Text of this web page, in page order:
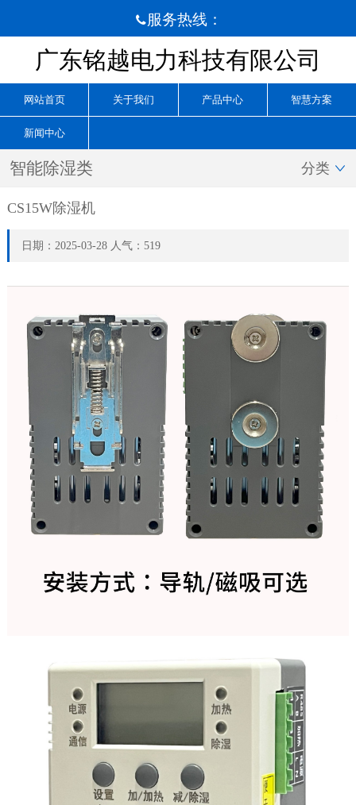
服务热线：
广东铭越电力科技有限公司
网站首页 关于我们 产品中心 智慧方案
新闻中心
智能除湿类 分类 
CS15W除湿机
日期：2025-03-28 人气：519